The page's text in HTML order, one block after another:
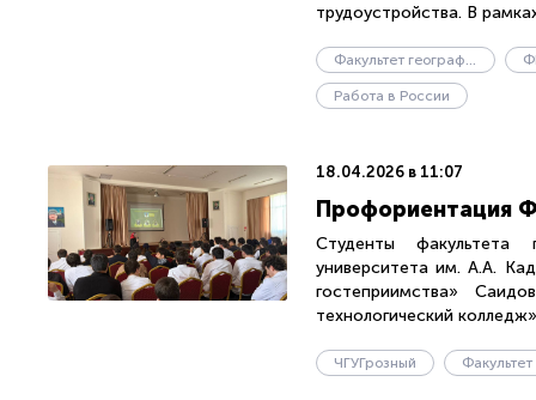
трудоустройства. В
Факультет географии и геоэкологии
Работа в России
18.04.2026 в 11:07
Профориентация
Студенты факультета
университета им. А.А.
гостеприимства»
технологический
ЧГУГрозный